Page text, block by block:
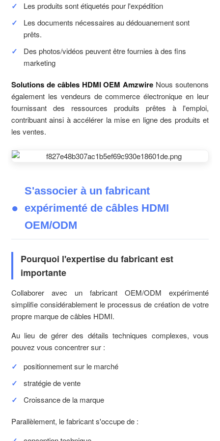
Les produits sont étiquetés pour l'expédition
Les documents nécessaires au dédouanement sont
prêts.
Des photos/vidéos peuvent être fournies à des fins
marketing
Solutions de câbles HDMI OEM Amzwire Nous soutenons
également les vendeurs de commerce électronique en leur
fournissant des ressources produits prêtes à l'emploi,
contribuant ainsi à accélérer la mise en ligne des produits et
les ventes.
S'associer à un fabricant
expérimenté de câbles HDMI
OEM/ODM
Pourquoi l'expertise du fabricant est
importante
Collaborer avec un fabricant OEM/ODM expérimenté
simplifie considérablement le processus de création de votre
propre marque de câbles HDMI.
Au lieu de gérer des détails techniques complexes, vous
pouvez vous concentrer sur :
positionnement sur le marché
stratégie de vente
Croissance de la marque
Parallèlement, le fabricant s'occupe de :